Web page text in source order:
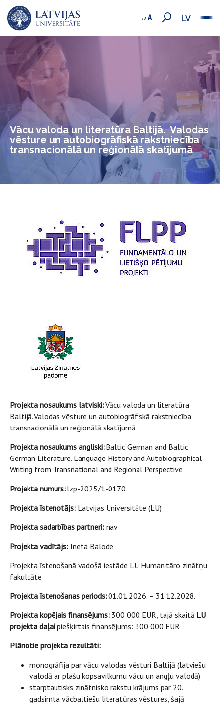
LV
Vācu valoda un literatūra Baltijā. Valodas
vēsture un autobiogrāfiskā rakstniecība
transnacionālā un reģionālā skatījumā
Projekta nosaukums latviski:Vācu valoda un literatūra
Baltijā. Valodas vēsture un autobiogrāfiskā rakstniecība
transnacionālā un reģionālā skatījumā
Projekta nosaukums angliski:Baltic German and Baltic
German Literature. Language History and Autobiographical
Writing from Transnational and Regional Perspective
Projekta numurs:lzp-2025/1-0170
Projekta īstenotājs: Latvijas Universitāte (LU)
Projekta sadarbības partneri: nav
Projekta vadītājs: Ineta Balode
Projekta īstenošanā vadošā iestāde LU Humanitāro zinātņu
fakultāte
Projekta īstenošanas periods:01.01.2026. – 31.12.2028.
Projekta kopējais finansējums: 300 000 EUR, tajā skaitā LU
projekta daļai piešķirtais finansējums: 300 000 EUR
Plānotie projekta rezultāti:
monogrāfija par vācu valodas vēsturi Baltijā (latviešu
valodā ar plašu kopsavilkumu vācu un angļu valodā)
starptautisks zinātnisko rakstu krājums par 20.
gadsimta vācbaltiešu literatūras vēstures, šajā